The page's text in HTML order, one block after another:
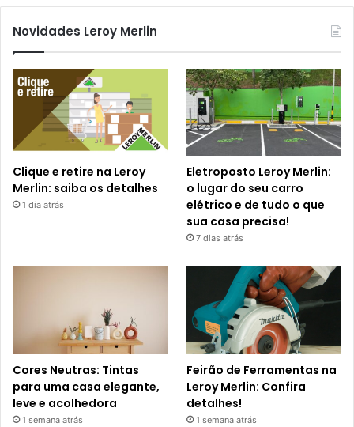
Novidades Leroy Merlin
Clique e retire na Leroy
Merlin: saiba os detalhes
1 dia atrás
Eletroposto Leroy Merlin:
o lugar do seu carro
elétrico e de tudo o que
sua casa precisa!
7 dias atrás
Cores Neutras: Tintas
para uma casa elegante,
leve e acolhedora
1 semana atrás
Feirão de Ferramentas na
Leroy Merlin: Confira
detalhes!
1 semana atrás